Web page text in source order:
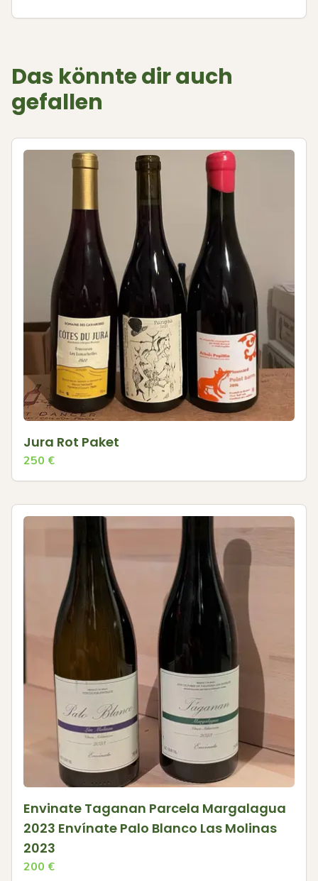
Das könnte dir auch
gefallen
Jura Rot Paket
250 €
Envinate Taganan Parcela Margalagua
2023 Envínate Palo Blanco Las Molinas
2023
200 €